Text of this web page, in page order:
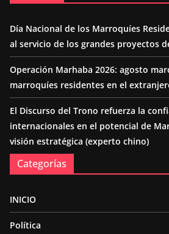
Día Nacional de los Marroquíes
al servicio de los grandes proyectos
Operación Marhaba 2026: agosto
marroquíes residentes en el
El Discurso del Trono refuerza la
internacionales en el potencial de
visión estratégica (experto chino)
Categorías
INICIO
Política